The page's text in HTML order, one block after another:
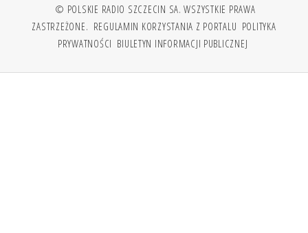
© POLSKIE RADIO SZCZECIN SA. WSZYSTKIE PRAWA
ZASTRZEŻONE. REGULAMIN KORZYSTANIA Z PORTALU POLITYKA
PRYWATNOŚCI BIULETYN INFORMACJI PUBLICZNEJ